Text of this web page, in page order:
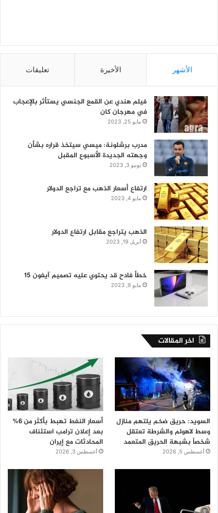
الأشهر الأخيرة تعليقات
فيلم هندي عن القمع الجنسي يستأثر بالإعجاب
في مهرجان كان
مايو 25, 2023
مدرب برشلونة: ميسي سيتخذ قراره بشأن
وجهته الجديدة الأسبوع المقبل
يونيو 3, 2023
ارتفاع أسعار الذهب مع تراجع الدولار
مايو 4, 2023
الذهب يتراجع مقابل ارتفاع الدولار
أبريل 19, 2023
خطأ فادح قد يحتوي عليه تصميم آيفون 15
مايو 9, 2023
اخر المقالات
السويد: حريق ضخم يلتهم منازل
وسط لاهولم والشرطة تعتقل
شخصاً بشبهة الحريق المتعمد
أغسطس 5, 2026
أسعار النفط تهبط بأكثر من 6%
بعد إعلان ترامب استئناف
المحادثات مع إيران
أغسطس 3, 2026